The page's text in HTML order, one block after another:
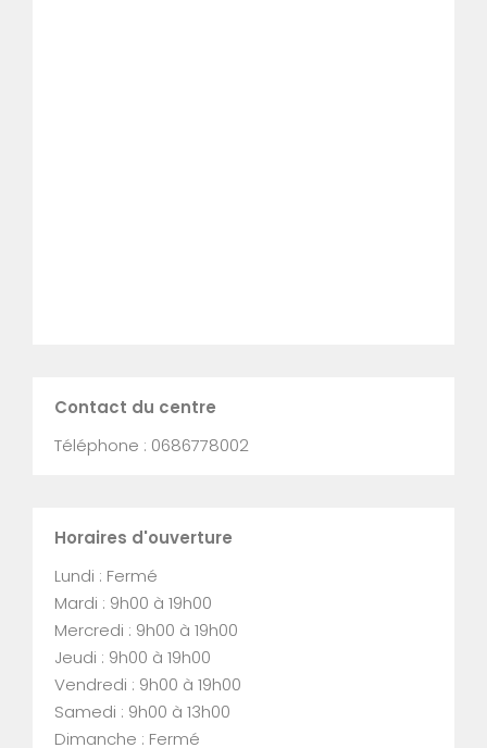
Contact du centre
Téléphone : 0686778002
Horaires d'ouverture
Lundi : Fermé
Mardi : 9h00 à 19h00
Mercredi : 9h00 à 19h00
Jeudi : 9h00 à 19h00
Vendredi : 9h00 à 19h00
Samedi : 9h00 à 13h00
Dimanche : Fermé